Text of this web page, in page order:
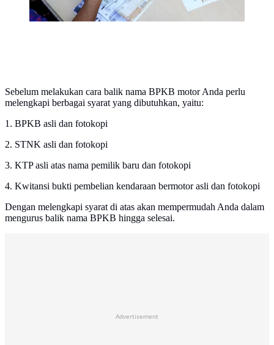
Sebelum melakukan cara balik nama BPKB motor Anda perlu
melengkapi berbagai syarat yang dibutuhkan, yaitu:
1. BPKB asli dan fotokopi
2. STNK asli dan fotokopi
3. KTP asli atas nama pemilik baru dan fotokopi
4. Kwitansi bukti pembelian kendaraan bermotor asli dan fotokopi
Dengan melengkapi syarat di atas akan mempermudah Anda dalam
mengurus balik nama BPKB hingga selesai.
Advertisement